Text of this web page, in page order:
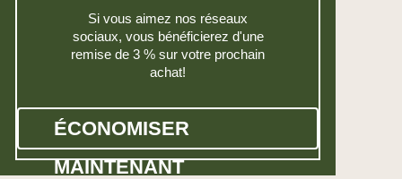
Si vous aimez nos réseaux
sociaux, vous bénéficierez d'une
remise de 3 % sur votre prochain
achat!
ÉCONOMISER
MAINTENANT